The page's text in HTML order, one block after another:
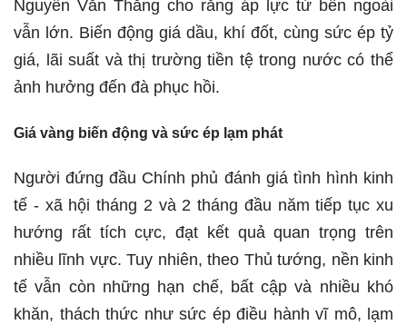
Nguyễn Văn Thắng cho rằng áp lực từ bên ngoài
vẫn lớn. Biến động giá dầu, khí đốt, cùng sức ép tỷ
giá, lãi suất và thị trường tiền tệ trong nước có thể
ảnh hưởng đến đà phục hồi.
Giá vàng biến động và sức ép lạm phát
Người đứng đầu Chính phủ đánh giá tình hình kinh
tế - xã hội tháng 2 và 2 tháng đầu năm tiếp tục xu
hướng rất tích cực, đạt kết quả quan trọng trên
nhiều lĩnh vực. Tuy nhiên, theo Thủ tướng, nền kinh
tế vẫn còn những hạn chế, bất cập và nhiều khó
khăn, thách thức như sức ép điều hành vĩ mô, lạm